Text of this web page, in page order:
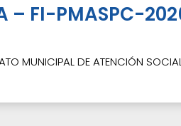
– FI-PMASPC-
MUNICIPAL DE ATENCIÓN